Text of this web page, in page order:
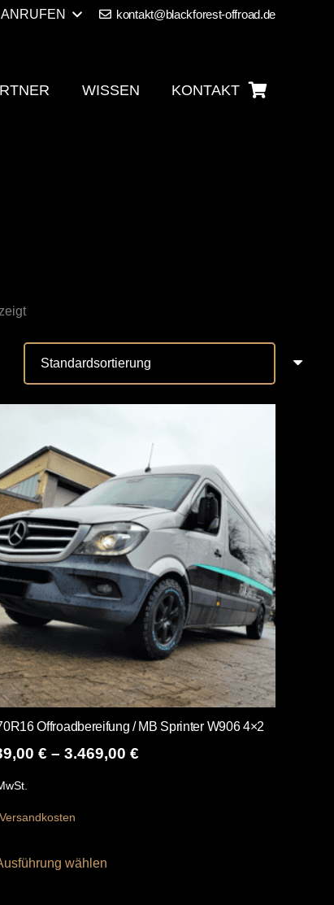
ANRUFEN kontakt@blackforest-offroad.de
WISSEN KONTAKT
Offroadbereifung / MB Sprinter W906 4×2
€ – 3.469,00 €
Versandkosten
wählen